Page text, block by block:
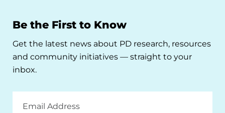
Be the First to Know
Get the latest news about PD research, resources
and community initiatives — straight to your
inbox.
Address